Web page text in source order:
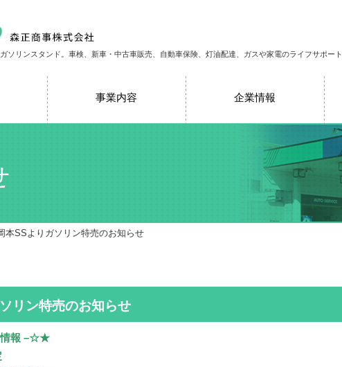
ソリンスタンド。車検、新車・中古車販売、自動車保険、灯油配達、ガスや家電のライフサポート
事業内容 企業情報
本SSよりガソリン特売のお知らせ
リン特売のお知らせ
情報 –☆★